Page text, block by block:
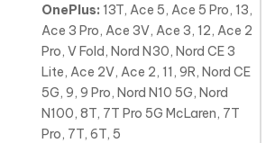
OnePlus: 13T, Ace 5, Ace 5 Pro, 13,
Ace 3 Pro, Ace 3V, Ace 3, 12, Ace 2
Pro, V Fold, Nord N30, Nord CE 3
Lite, Ace 2V, Ace 2, 11, 9R, Nord CE
5G, 9, 9 Pro, Nord N10 5G, Nord
N100, 8T, 7T Pro 5G McLaren, 7T
Pro, 7T, 6T, 5